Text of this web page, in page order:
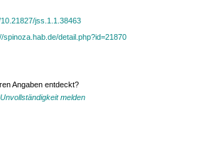
jss.1.1.38463
spinoza.hab.de/detail.php?id=21870
Angaben entdeckt?
melden